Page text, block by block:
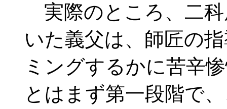
実際のところ、二
いた義父は、師匠の
ミングするかに苦辛
とはまず第一段階で